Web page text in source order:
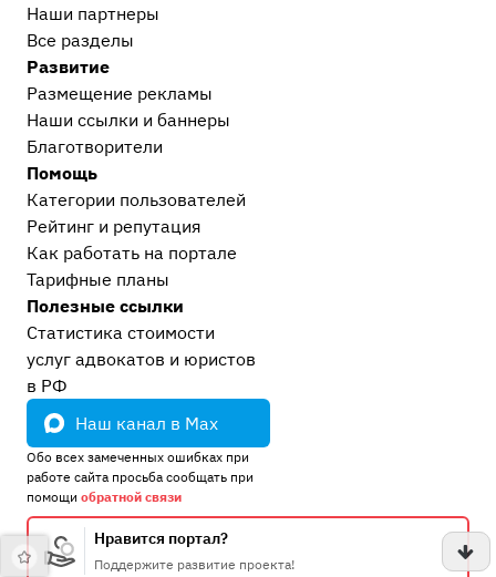
Наши партнеры
Все разделы
Развитие
Размещение рекламы
Наши ссылки и баннеры
Благотворители
Помощь
Категории пользователей
Рейтинг и репутация
Как работать на портале
Тарифные планы
Полезные ссылки
Статистика стоимости
услуг адвокатов и юристов
в РФ
Наш канал в Max
Обо всех замеченных ошибках при
работе сайта просьба сообщать при
помощи обратной связи
Нравится портал?
Поддержите развитие проекта!